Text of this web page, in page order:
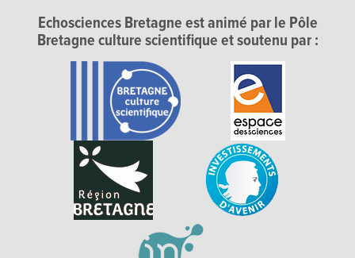
Echosciences Bretagne est animé par le Pôle
Bretagne culture scientifique et soutenu par :